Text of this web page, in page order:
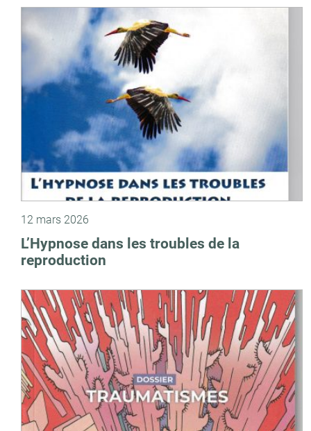
12 mars 2026
L’Hypnose dans les troubles de la
reproduction